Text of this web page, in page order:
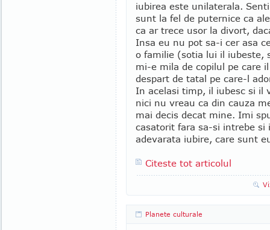
iubirea este unilaterala.
sunt la fel de puternice ca
ca ar trece usor la divort,
Insa eu nu pot sa-i cer asa
o familie (sotia lui il iubeste,
mi-e mila de copilul pe care
despart de tatal pe care-l
In acelasi timp, il iubesc si il
nici nu vreau ca din cauza
mai decis decat mine. Imi
casatorit fara sa-si intrebe si
adevarata iubire, care sunt
Citeste tot articolul
Planete culturale